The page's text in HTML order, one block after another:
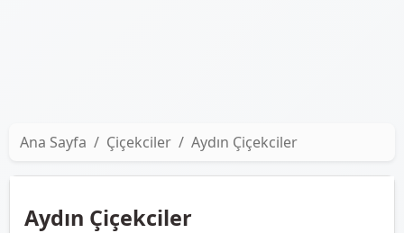
Ana Sayfa Çiçekciler Aydın Çiçekciler
Aydın Çiçekciler